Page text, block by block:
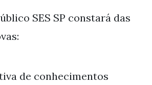
SES SP constará das
de conhecimentos